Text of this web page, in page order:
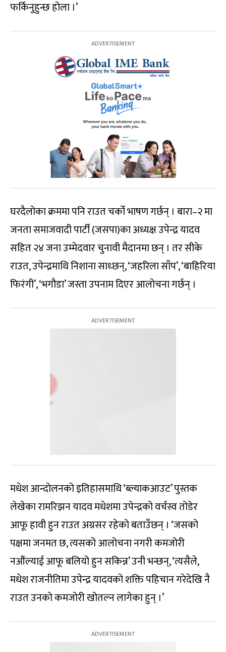
फर्किनुहुन्छ होला ।’
घरदैलोका क्रममा पनि राउत चर्को भाषण गर्छन् । बारा–२ मा
जनता समाजवादी पार्टी (जसपा)का अध्यक्ष उपेन्द्र यादव
सहित २४ जना उम्मेदवार चुनावी मैदानमा छन् । तर सीके
राउत, उपेन्द्रमाथि निशाना साध्छन्, ‘जहरिला साँप’, ‘बाहिरिया
फिरंगी’, ‘भगौडा’ जस्ता उपनाम दिएर आलोचना गर्छन् ।
मधेश आन्दोलनको इतिहासमाथि ‘ब्ल्याकआउट’ पुस्तक
लेखेका रामरिझन यादव मधेशमा उपेन्द्रको वर्चस्व तोडेर
आफू हावी हुन राउत अग्रसर रहेको बताउँछन् । ‘जसको
पक्षमा जनमत छ, त्यसको आलोचना नगरी कमजोरी
नऔंल्याई आफू बलियो हुन सकिन्न’ उनी भन्छन्, ‘त्यसैले,
मधेश राजनीतिमा उपेन्द्र यादवको शक्ति पहिचान गरेदेखि नै
राउत उनको कमजोरी खोतल्न लागेका हुन् ।’